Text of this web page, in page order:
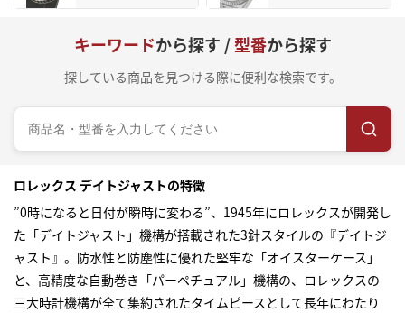
キーワードから探す /型番から探す
探している商品を見つける際に便利な検索です。
ロレックス デイトジャストの特徴
”0時になると日付が瞬時に変わる”、1945年にロレックスが開発し
た「デイトジャスト」機構が搭載された3針スタイルの『デイトジ
ャスト』。防水性と防塵性に優れた堅牢な「オイスターケース」
と、高精度な自動巻き「パーペチュアル」機構の、ロレックスの
三大時計機構が全て集約されたタイムピースとして長年にわたり